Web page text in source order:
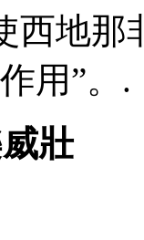
西地
用”。.
壯